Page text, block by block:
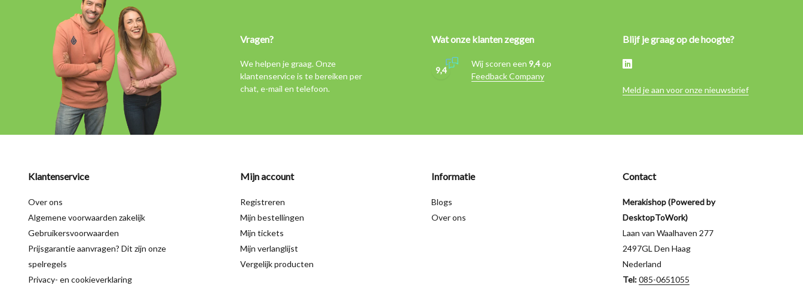
Vragen?
We helpen je graag. Onze
klantenservice is te bereiken per
chat, e-mail en telefoon.
Wat onze klanten zeggen
9,4
Wij scoren een 9,4op
Feedback Company
Blijf je graag op de hoogte?
Meld je aan voor onze nieuwsbrief
Klantenservice
Over ons
Algemene voorwaarden zakelijk
Gebruikersvoorwaarden
Prijsgarantie aanvragen? Dit zijn onze
spelregels
Privacy- en cookieverklaring
Mijn account
Registreren
Mijn bestellingen
Mijn tickets
Mijn verlanglijst
Vergelijk producten
Informatie
Blogs
Over ons
Contact
Merakishop (Powered by
DesktopToWork)
Laan van Waalhaven 277
2497GL Den Haag
Nederland
Tel:085-0651055